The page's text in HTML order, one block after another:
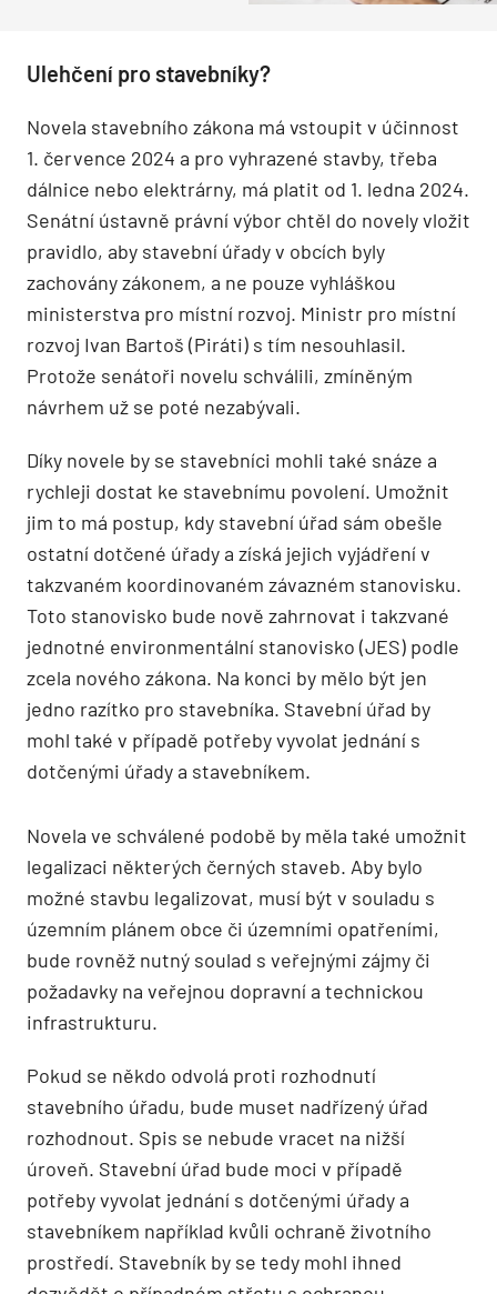
Ulehčení pro stavebníky?
Novela stavebního zákona má vstoupit v účinnost
1. července 2024 a pro vyhrazené stavby, třeba
dálnice nebo elektrárny, má platit od 1. ledna 2024.
Senátní ústavně právní výbor chtěl do novely vložit
pravidlo, aby stavební úřady v obcích byly
zachovány zákonem, a ne pouze vyhláškou
ministerstva pro místní rozvoj. Ministr pro místní
rozvoj Ivan Bartoš (Piráti) s tím nesouhlasil.
Protože senátoři novelu schválili, zmíněným
návrhem už se poté nezabývali.
Díky novele by se stavebníci mohli také snáze a
rychleji dostat ke stavebnímu povolení. Umožnit
jim to má postup, kdy stavební úřad sám obešle
ostatní dotčené úřady a získá jejich vyjádření v
takzvaném koordinovaném závazném stanovisku.
Toto stanovisko bude nově zahrnovat i takzvané
jednotné environmentální stanovisko (JES) podle
zcela nového zákona. Na konci by mělo být jen
jedno razítko pro stavebníka. Stavební úřad by
mohl také v případě potřeby vyvolat jednání s
dotčenými úřady a stavebníkem.
Novela ve schválené podobě by měla také umožnit
legalizaci některých černých staveb. Aby bylo
možné stavbu legalizovat, musí být v souladu s
územním plánem obce či územními opatřeními,
bude rovněž nutný soulad s veřejnými zájmy či
požadavky na veřejnou dopravní a technickou
infrastrukturu.
Pokud se někdo odvolá proti rozhodnutí
stavebního úřadu, bude muset nadřízený úřad
rozhodnout. Spis se nebude vracet na nižší
úroveň. Stavební úřad bude moci v případě
potřeby vyvolat jednání s dotčenými úřady a
stavebníkem například kvůli ochraně životního
prostředí. Stavebník by se tedy mohl ihned